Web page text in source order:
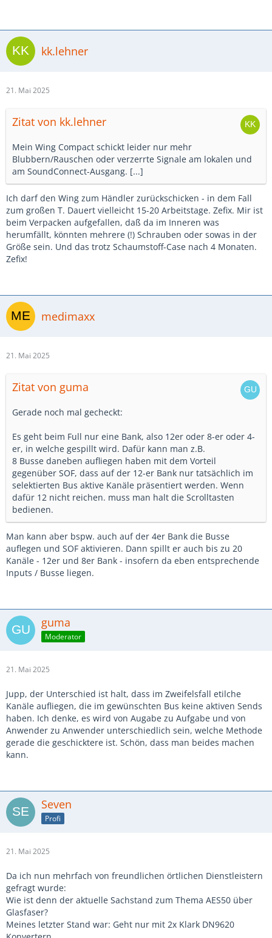
kk.lehner
21. Mai 2025
Zitat von kk.lehner
Mein Wing Compact schickt leider nur mehr
Blubbern/Rauschen oder verzerrte Signale am lokalen und
am SoundConnect-Ausgang. [...]
Ich darf den Wing zum Händler zurückschicken - in dem Fall
zum großen T. Dauert vielleicht 15-20 Arbeitstage. Zefix. Mir ist
beim Verpacken aufgefallen, daß da im Inneren was
herumfällt, könnten mehrere (!) Schrauben oder sowas in der
Größe sein. Und das trotz Schaumstoff-Case nach 4 Monaten.
Zefix!
medimaxx
21. Mai 2025
Zitat von guma
Gerade noch mal gecheckt:
Es geht beim Full nur eine Bank, also 12er oder 8-er oder 4-
er, in welche gespillt wird. Dafür kann man z.B.
8 Busse daneben aufliegen haben mit dem Vorteil
gegenüber SOF, dass auf der 12-er Bank nur tatsächlich im
selektierten Bus aktive Kanäle präsentiert werden. Wenn
dafür 12 nicht reichen. muss man halt die Scrolltasten
bedienen.
Man kann aber bspw. auch auf der 4er Bank die Busse
auflegen und SOF aktivieren. Dann spillt er auch bis zu 20
Kanäle - 12er und 8er Bank - insofern da eben entsprechende
Inputs / Busse liegen.
guma
Moderator
21. Mai 2025
Jupp, der Unterschied ist halt, dass im Zweifelsfall etilche
Kanäle aufliegen, die im gewünschten Bus keine aktiven Sends
haben. Ich denke, es wird von Augabe zu Aufgabe und von
Anwender zu Anwender unterschiedlich sein, welche Methode
gerade die geschicktere ist. Schön, dass man beides machen
kann.
Seven
Profi
21. Mai 2025
Da ich nun mehrfach von freundlichen örtlichen Dienstleistern
gefragt wurde:
Wie ist denn der aktuelle Sachstand zum Thema AES50 über
Glasfaser?
Meines letzter Stand war: Geht nur mit 2x Klark DN9620